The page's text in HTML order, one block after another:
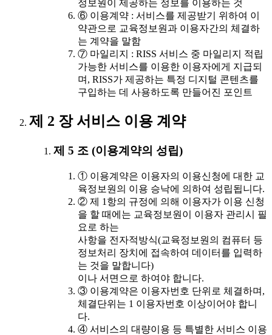
정보원이 제공하는 정보를 이용하는 것
⑥ 이용계약 : 서비스를 제공받기 위하여 이
약관으로 교육정보원과 이용자간의 체결하
는 계약을 말함
⑦ 마일리지 : RISS 서비스 중 마일리지 적립
가능한 서비스를 이용한 이용자에게 지급되
며, RISS가 제공하는 특정 디지털 콘텐츠를
구입하는 데 사용하도록 만들어진 포인트
제 2 장 서비스 이용 계약
제 5 조 (이용계약의 성립)
① 이용계약은 이용자의 이용신청에 대한 교
육정보원의 이용 승낙에 의하여 성립됩니다.
② 제 1항의 규정에 의해 이용자가 이용 신청
을 할 때에는 교육정보원이 이용자 관리시 필
요로 하는
사항을 전자적방식(교육정보원의 컴퓨터 등
정보처리 장치에 접속하여 데이터를 입력하
는 것을 말합니다)
이나 서면으로 하여야 합니다.
③ 이용계약은 이용자번호 단위로 체결하며,
체결단위는 1 이용자번호 이상이어야 합니
다.
④ 서비스의 대량이용 등 특별한 서비스 이용